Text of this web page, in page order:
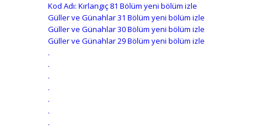
Kod Adı: Kırlangıç 81 Bölüm yeni bölüm izle
Güller ve Günahlar 31 Bölüm yeni bölüm izle
Güller ve Günahlar 30 Bölüm yeni bölüm izle
Güller ve Günahlar 29 Bölüm yeni bölüm izle
.
.
.
.
.
.
.